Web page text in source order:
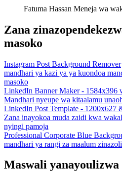
Fatuma Hassan Meneja wa
Zana
masoko
Instagram Post Background Remover
mandhari ya kazi ya ya kuondoa
masoko
LinkedIn Banner Maker - 1584x396
Mandhari nyeupe wa kitaalamu
LinkedIn Post Template - 1200x627
Zana inayokoa muda zaidi kwa
nyingi pamoja
Professional Corporate Blue
mandhari ya rangi za maalum
Maswali